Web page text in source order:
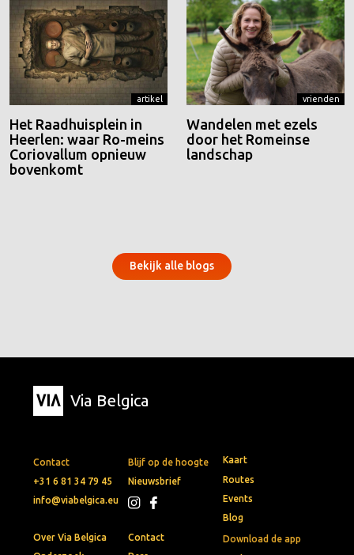
artikel
Het Raadhuisplein in
Heerlen: waar Ro-meins
Coriovallum opnieuw
bovenkomt
vrienden
Wandelen met ezels
door het Romeinse
landschap
Bekijk alle blogs
Via Belgica
Contact
+31 6 81 34 79 45
info@viabelgica.eu
Blijf op de hoogte
Nieuwsbrief
Download de app
Kaart
Routes
Events
Blog
Over Via Belgica
Contact